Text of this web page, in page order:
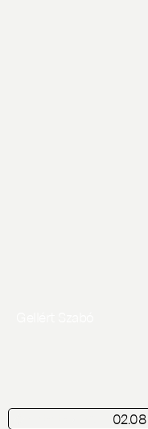
02.08